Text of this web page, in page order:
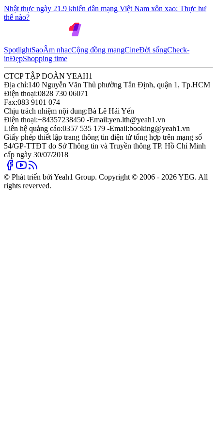
Nhật thực ngày 21.9 khiến dân mạng Việt Nam xôn xao: Thực hư
thế nào?
SpotlightSaoÂm nhạcCộng đồng mạngCineĐời sốngCheck-
inĐẹpShopping time
CTCP TẬP ĐOÀN YEAH1
Địa chỉ:140 Nguyễn Văn Thủ phường Tân Định, quận 1, Tp.HCM
Điện thoại:0828 730 06071
Fax:083 9101 074
Chịu trách nhiệm nội dung:Bà Lê Hải Yến
Điện thoại:+84357238450 -Email:yen.lth@yeah1.vn
Liên hệ quảng cáo:0357 535 179 -Email:booking@yeah1.vn
Giấy phép thiết lập trang thông tin điện tử tổng hợp trên mạng số
54/GP-TTĐT do Sở Thông tin và Truyền thông TP. Hồ Chí Minh
cấp ngày 30/07/2018
© Phát triển bởi Yeah1 Group. Copyright © 2006 - 2026 YEG. All
rights reverved.